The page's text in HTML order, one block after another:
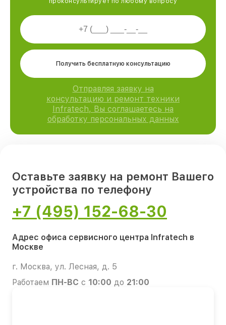
Получить бесплатную консультацию
Отправляя заявку на
консультацию и ремонт техники
Infratech, Вы соглашаетесь на
обработку персональных данных
Оставьте заявку на ремонт Вашего
устройства по телефону
+7 (495) 152-68-30
Адрес офиса сервисного центра Infratech в
Москве
г. Москва, ул. Лесная, д. 5
Работаем ПН-ВС с 10:00 до 21:00